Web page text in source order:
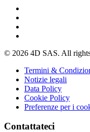
© 2026 4D SAS. All
Termini &
Notizie legali
Data Policy
Cookie Policy
Preferenze per i
Contattateci